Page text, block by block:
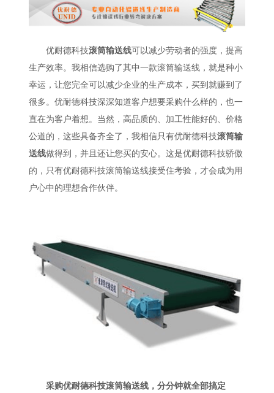
优耐德科技滚筒输送线可以减少劳动者的强度，提高
生产效率。我相信选购了其中一款滚筒输送线，就是种小
幸运，让您完全可以减少企业的生产成本，买到就赚到了
很多。优耐德科技深深知道客户想要采购什么样的，也一
直在为客户着想。当然，高品质的、加工性能好的、价格
公道的，这些具备齐全了，我相信只有优耐德科技滚筒输
送线做得到，并且还让您买的安心。这是优耐德科技骄傲
的，只有优耐德科技滚筒输送线接受住考验，才会成为用
户心中的理想合作伙伴。
采购优耐德科技滚筒输送线，分分钟就全部搞定